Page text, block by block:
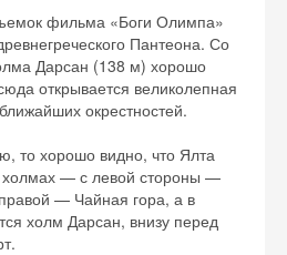
фильма «Боги Олимпа»
Пантеона. Со
Дарсан (138 м) хорошо
открывается великолепная
окрестностей.
то хорошо видно, что Ялта
холмах — с левой стороны —
— Чайная гора, а в
холм Дарсан, внизу перед